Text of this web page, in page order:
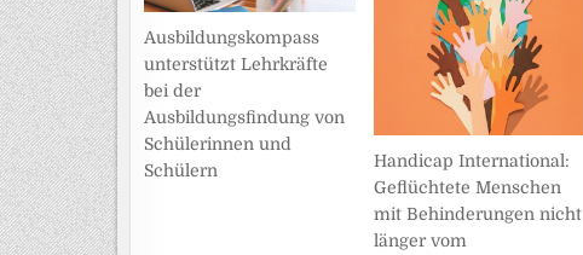
Ausbildungskompass
unterstützt Lehrkräfte
bei der
Ausbildungsfindung von
Schülerinnen und
Schülern
Handicap International:
Geflüchtete Menschen
mit Behinderungen nicht
länger vom